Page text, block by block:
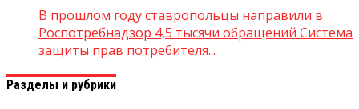
В прошлом году ставропольцы направили в
Роспотребнадзор 4,5 тысячи обращений Система
защиты прав потребителя...
Разделы и рубрики